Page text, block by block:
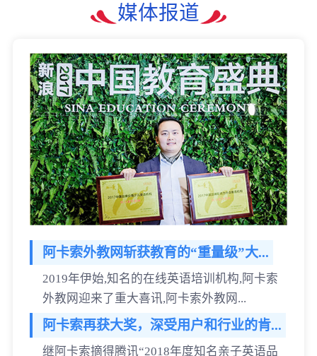
媒体报道
阿卡索外教网斩获教育的“重量级”大...
2019年伊始,知名的在线英语培训机构,阿卡索
外教网迎来了重大喜讯,阿卡索外教网...
阿卡索再获大奖，深受用户和行业的肯...
继阿卡索摘得腾讯“2018年度知名亲子英语品